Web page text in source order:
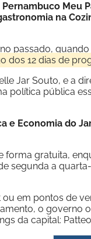
Meu
na
passado, quando
dos 12 dias de
Jar Souto, e a
política pública
e Economia do
gratuita,
segunda a
em pontos de
o governo
da capital: